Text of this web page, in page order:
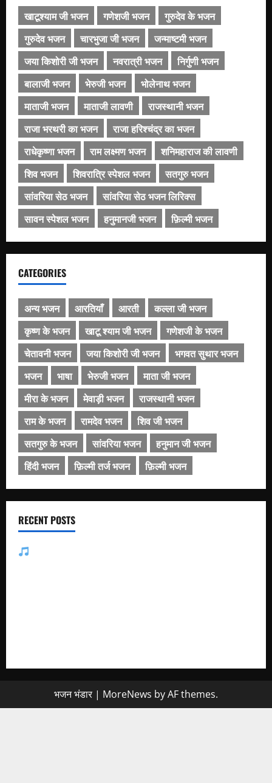
खाटूश्याम जी भजन गणेशजी भजन
गुरुदेव के भजन
गुरुदेव भजन
चारभुजा जी भजन
जन्माष्टमी भजन
जया किशोरी जी भजन
नवरात्री भजन
निर्गुणी भजन
बालाजी भजन
भेरुजी भजन
भोलेनाथ भजन
माताजी भजन
माताजी लावणी
राजस्थानी भजन
राजा भरथरी का भजन
राजा हरिश्चंद्र का भजन
राधेकृष्णा भजन
राम लक्ष्मण भजन
शनिमहाराज की लावणी
शिव भजन
शिवरात्रि स्पेशल भजन
सतगुरु भजन
सांवरिया सेठ भजन
सांवरिया सेठ भजन लिरिक्स
सावन स्पेशल भजन
हनुमानजी भजन फ़िल्मी भजन
CATEGORIES
अन्य भजन आरतियाँ आरती
कल्ला जी भजन
कृष्ण के भजन
खाटू श्याम जी भजन
गणेशजी के भजन
चेतावनी भजन
जया किशोरी जी भजन
भगवत सुथार भजन
भजन
भाषा भेरुजी भजन
माता जी भजन
मीरा के भजन
मेवाड़ी भजन
राजस्थानी भजन
राम के भजन
रामदेव भजन
शिव जी भजन
सतगुरु के भजन
सांवरिया भजन
हनुमान जी भजन
हिंदी भजन
फ़िल्मी तर्ज भजन फ़िल्मी भजन
RECENT POSTS
भजन भंडार | MoreNews by AF themes.